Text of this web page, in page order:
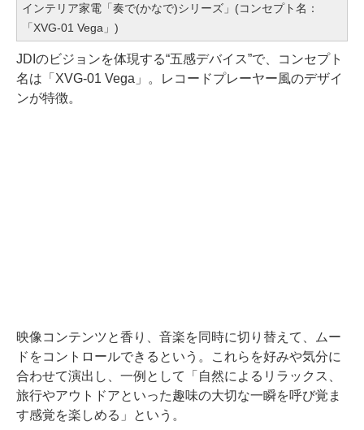
インテリア家電「奏で(かなで)シリーズ」(コンセプト名：
「XVG-01 Vega」)
JDIのビジョンを体現する“五感デバイス”で、コンセプト
名は「XVG-01 Vega」。レコードプレーヤー風のデザイ
ンが特徴。
映像コンテンツと香り、音楽を同時に切り替えて、ムー
ドをコントロールできるという。これらを好みや気分に
合わせて演出し、一例として「自然によるリラックス、
旅行やアウトドアといった趣味の大切な一瞬を呼び覚ま
す感覚を楽しめる」という。